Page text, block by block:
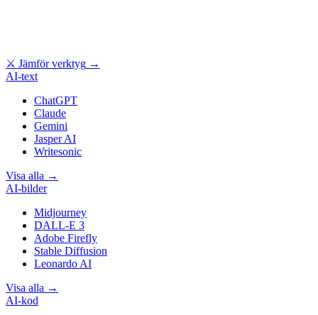
⚔ Jämför verktyg →
AI-text
ChatGPT
Claude
Gemini
Jasper AI
Writesonic
Visa alla →
AI-bilder
Midjourney
DALL-E 3
Adobe Firefly
Stable Diffusion
Leonardo AI
Visa alla →
AI-kod